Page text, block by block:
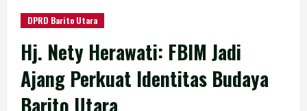
DPRD Barito Utara
Hj. Nety Herawati: FBIM Jadi
Ajang Perkuat Identitas Budaya
Barito Utara